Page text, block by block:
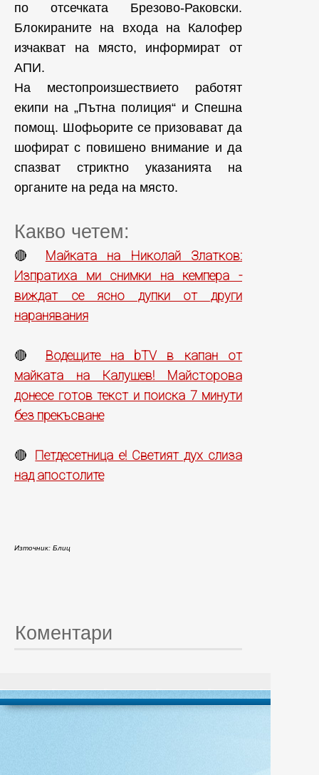
по отсечката Брезово-Раковски.
Блокираните на входа на Калофер
изчакват на място, информират от
АПИ.
На местопроизшествието работят
екипи на „Пътна полиция“ и Спешна
помощ. Шофьорите се призовават да
шофират с повишено внимание и да
спазват стриктно указанията на
органите на реда на място.
Какво четем:
🔴 Майката на Николай Златков:
Изпратиха ми снимки на кемпера -
виждат се ясно дупки от други
наранявания
🔴 Водещите на bTV в капан от
майката на Калушев! Майсторова
донесе готов текст и поиска 7 минути
без прекъсване
🔴 Петдесетница е! Светият дух слиза
над апостолите
Източник: Блиц
Коментари